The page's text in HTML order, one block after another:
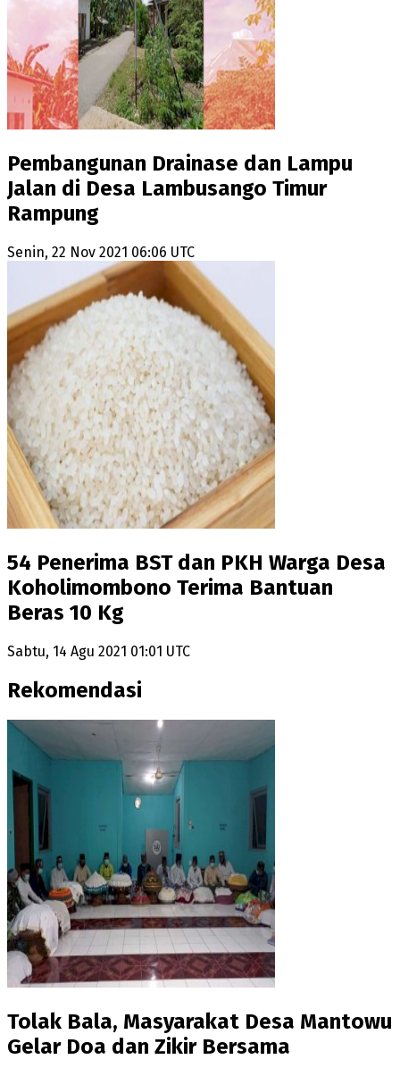
Pembangunan Drainase dan Lampu
Jalan di Desa Lambusango Timur
Rampung
Senin, 22 Nov 2021 06:06 UTC
54 Penerima BST dan PKH Warga Desa
Koholimombono Terima Bantuan
Beras 10 Kg
Sabtu, 14 Agu 2021 01:01 UTC
Rekomendasi
Tolak Bala, Masyarakat Desa Mantowu
Gelar Doa dan Zikir Bersama